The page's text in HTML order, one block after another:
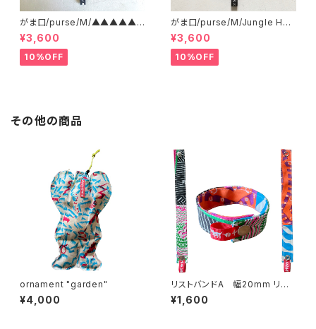
がま口/purse/M/▲▲▲▲▲?
▲▲▲ AB
¥3,600
10%OFF
がま口/purse/M/Jungle Her
e
¥3,600
10%OFF
その他の商品
ornament "garden"
¥4,000
リストバンドA 幅20mm リバ
ーシブル
¥1,600